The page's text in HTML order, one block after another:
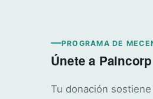
PROGRAMA DE
Únete a
Tu donación